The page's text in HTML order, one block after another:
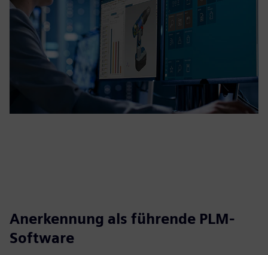
Anerkennung als führende PLM-
Software